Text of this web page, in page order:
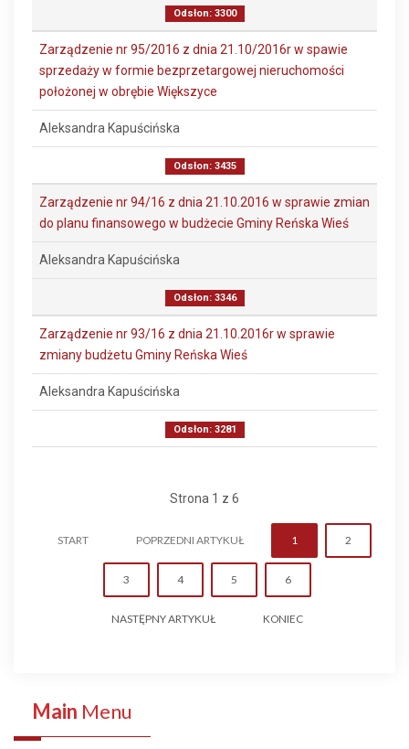
Odsłon: 3300
Zarządzenie nr 95/2016 z dnia 21.10/2016r w spawie
sprzedaży w formie bezprzetargowej nieruchomości
położonej w obrębie Większyce
Aleksandra Kapuścińska
Odsłon: 3435
Zarządzenie nr 94/16 z dnia 21.10.2016 w sprawie zmian
do planu finansowego w budżecie Gminy Reńska Wieś
Aleksandra Kapuścińska
Odsłon: 3346
Zarządzenie nr 93/16 z dnia 21.10.2016r w sprawie
zmiany budżetu Gminy Reńska Wieś
Aleksandra Kapuścińska
Odsłon: 3281
Strona 1 z 6
START POPRZEDNI ARTYKUŁ 1 2
3 4 5 6
NASTĘPNY ARTYKUŁ KONIEC
Main Menu